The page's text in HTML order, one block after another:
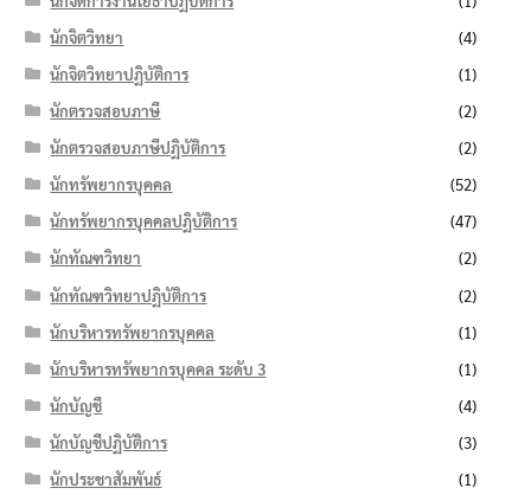
นักจิตวิทยา
(4)
นักจิตวิทยาปฏิบัติการ
(1)
นักตรวจสอบภาษี
(2)
นักตรวจสอบภาษีปฏิบัติการ
(2)
นักทรัพยากรบุคคล
(52)
นักทรัพยากรบุคคลปฏิบัติการ
(47)
นักทัณฑวิทยา
(2)
นักทัณฑวิทยาปฏิบัติการ
(2)
นักบริหารทรัพยากรบุคคล
(1)
นักบริหารทรัพยากรบุคคล ระดับ 3
(1)
นักบัญชี
(4)
นักบัญชีปฏิบัติการ
(3)
นักประชาสัมพันธ์
(1)